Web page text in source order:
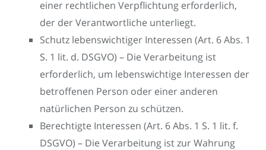
einer rechtlichen Verpflichtung erforderlich,
der der Verantwortliche unterliegt.
Schutz lebenswichtiger Interessen (Art. 6 Abs. 1
S. 1 lit. d. DSGVO) – Die Verarbeitung ist
erforderlich, um lebenswichtige Interessen der
betroffenen Person oder einer anderen
natürlichen Person zu schützen.
Berechtigte Interessen (Art. 6 Abs. 1 S. 1 lit. f.
DSGVO) – Die Verarbeitung ist zur Wahrung